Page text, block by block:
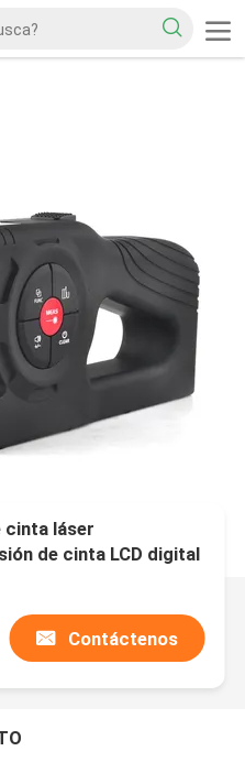
cinta láser
de cinta LCD digital
Contáctenos